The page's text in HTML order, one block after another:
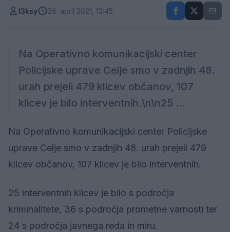
l3ksy 28. april 2021, 13:45
Na Operativno komunikacijski center
Policijske uprave Celje smo v zadnjih 48.
urah prejeli 479 klicev občanov, 107
klicev je bilo interventnih.\n\n25 ...
Na Operativno komunikacijski center Policijske
uprave Celje smo v zadnjih 48. urah prejeli 479
klicev občanov, 107 klicev je bilo interventnih.
25 interventnih klicev je bilo s področja
kriminalitete, 36 s področja prometne varnosti ter
24 s področja javnega reda in miru.